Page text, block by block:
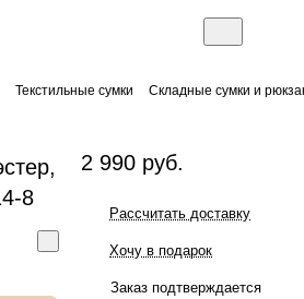
Текстильные сумки Складные сумки и
8
2 990 руб.
Рассчитать доставку
Хочу в подарок
Заказ подтверждается